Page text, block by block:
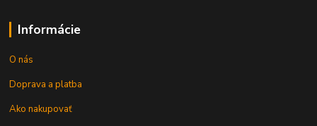
Informácie
O nás
Doprava a platba
Ako nakupovať